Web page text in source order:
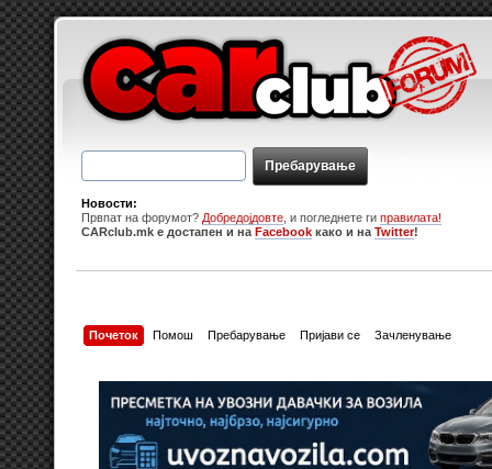
Новости:
Првпат на форумот? Добредојдовте , и погледнете ги правилата!
CARclub.mk е достапен и на Facebook како и на Twitter!
Почеток Помош Пребарување Пријави се Зачленување